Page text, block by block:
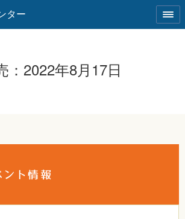
ター
：2022年8月17日